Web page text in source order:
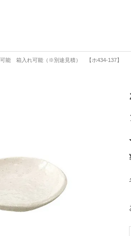
能 箱入れ可能（※別途見積） 【ホ434-137】